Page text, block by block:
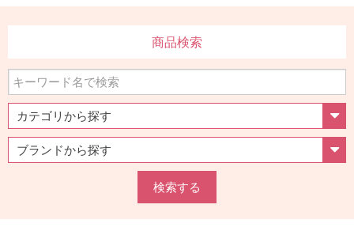
商品検索
検索する